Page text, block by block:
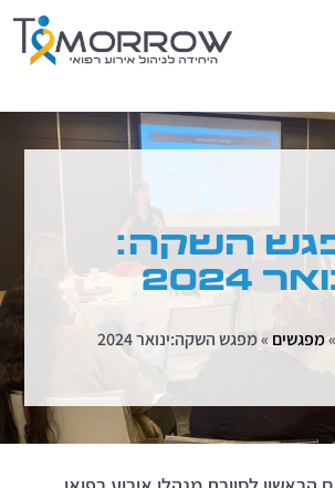
השקה:
2024
»מפגשים»מפגש השקה:ינואר 2024